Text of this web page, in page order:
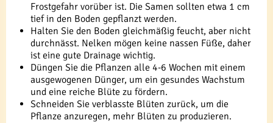
Frostgefahr vorüber ist. Die Samen sollten etwa 1 cm
tief in den Boden gepflanzt werden.
Halten Sie den Boden gleichmäßig feucht, aber nicht
durchnässt. Nelken mögen keine nassen Füße, daher
ist eine gute Drainage wichtig.
Düngen Sie die Pflanzen alle 4-6 Wochen mit einem
ausgewogenen Dünger, um ein gesundes Wachstum
und eine reiche Blüte zu fördern.
Schneiden Sie verblasste Blüten zurück, um die
Pflanze anzuregen, mehr Blüten zu produzieren.